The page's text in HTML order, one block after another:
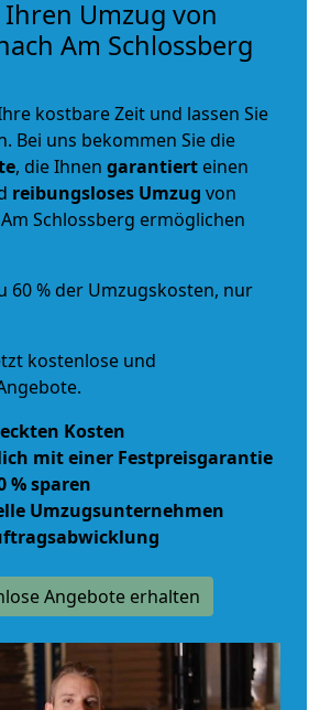
Umzug von
Am Schlossberg
kostbare Zeit und lassen Sie
Bei uns bekommen Sie die
, die Ihnen garantiert einen
reibungsloses Umzug von
Schlossberg ermöglichen
60 % der Umzugskosten, nur
kostenlose und
Kosten
mit einer Festpreisgarantie
% sparen
Umzugsunternehmen
Angebote erhalten